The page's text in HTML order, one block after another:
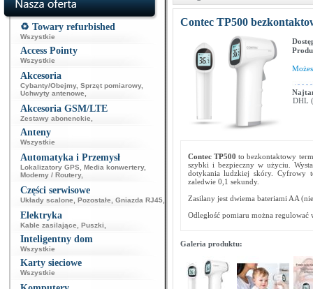
♻️ Towary refurbished
Wszystkie
Access Pointy
Wszystkie
Akcesoria
Cybanty/Obejmy, Sprzęt pomiarowy,
Uchwyty antenowe
Akcesoria GSM/LTE
Zestawy abonenckie
Anteny
Wszystkie
Automatyka i Przemysł
Lokalizatory GPS Media konwertery,
Modemy / Routery,
Części serwisowe
Układy scalone Pozostałe Gniazda RJ45
Elektryka
Kable zasilające Puszki
Inteligentny dom
Wszystkie
Karty sieciowe
Wszystkie
Contec TP500
DHL
Contec TP500to bezkontaktowy
szybki i bezpieczny w użyciu.
dotykania ludzkiej skóry. Cyfrowy
zaledwie 0,1 sekundy.
Zasilany jest dwiema bateriami AA
Odległość pomiaru można regulować
Galeria produktu: